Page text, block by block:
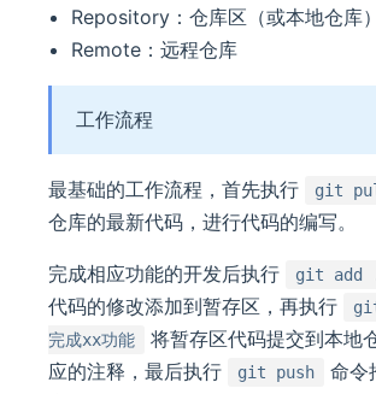
Repository：仓库区（或本地仓库）
Remote：远程仓库
工作流程
最基础的工作流程，首先执行 git
仓库的最新代码，进行代码的编写。
完成相应功能的开发后执行 git add
代码的修改添加到暂存区，再执行
完成xx功能
将暂存区代码提交到本地
应的注释，最后执行
git push
命令